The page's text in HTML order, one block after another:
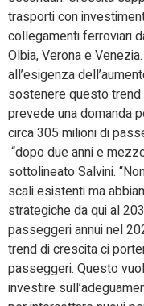
trasporti con
collegamenti ferroviari
Olbia, Verona e
all’esigenza
sostenere questo
prevede una domanda
circa 305 milioni di
“dopo due anni e
sottolineato Salvini.
scali esistenti ma
strategiche da qui al
passeggeri annui nel
trend di crescita ci
passeggeri. Questo
investire